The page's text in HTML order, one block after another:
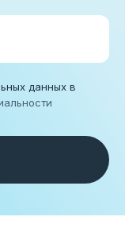
данных в